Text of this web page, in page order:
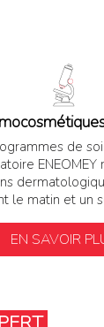
de
ENEOMEY
le matin et un
EN SAVOIR